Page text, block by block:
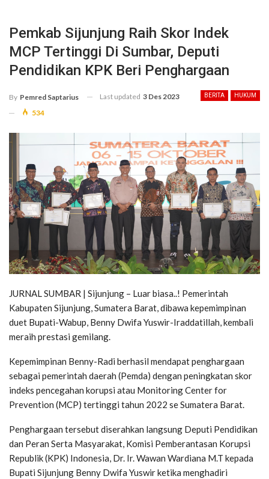
Pemkab Sijunjung Raih Skor Indek
MCP Tertinggi Di Sumbar, Deputi
Pendidikan KPK Beri Penghargaan
BERITA HUKUM
By Pemred Saptarius Last updated 3 Des 2023
534
JURNAL SUMBAR | Sijunjung – Luar biasa..! Pemerintah
Kabupaten Sijunjung, Sumatera Barat, dibawa kepemimpinan
duet Bupati-Wabup, Benny Dwifa Yuswir-Iraddatillah, kembali
meraih prestasi gemilang.
Kepemimpinan Benny-Radi berhasil mendapat penghargaan
sebagai pemerintah daerah (Pemda) dengan peningkatan skor
indeks pencegahan korupsi atau Monitoring Center for
Prevention (MCP) tertinggi tahun 2022 se Sumatera Barat.
Penghargaan tersebut diserahkan langsung Deputi Pendidikan
dan Peran Serta Masyarakat, Komisi Pemberantasan Korupsi
Republik (KPK) Indonesia, Dr. Ir. Wawan Wardiana M.T kepada
Bupati Sijunjung Benny Dwifa Yuswir ketika menghadiri